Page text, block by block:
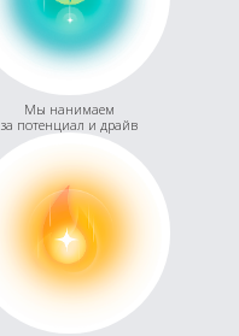
Мы нанимаем
за потенциал и драйв